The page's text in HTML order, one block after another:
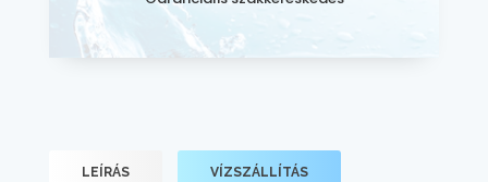
LEÍRÁS VÍZSZÁLLÍTÁS